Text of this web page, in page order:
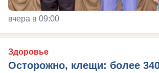
вчера в 09:00
Здоровье
Осторожно, клещи: более